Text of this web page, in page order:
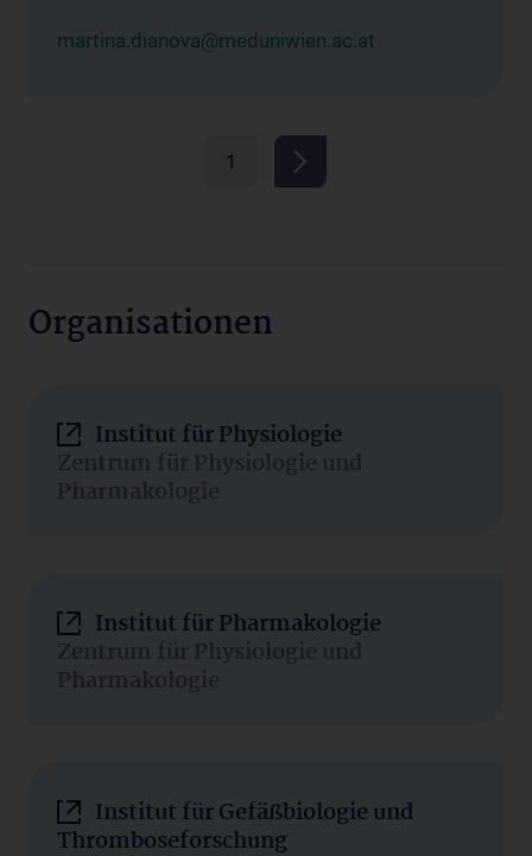
martina.dianova@meduniwien.ac.at
1
Organisationen
Institut für Physiologie
Zentrum für Physiologie und
Pharmakologie
Institut für Pharmakologie
Zentrum für Physiologie und
Pharmakologie
Institut für Gefäßbiologie und
Thromboseforschung